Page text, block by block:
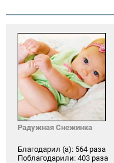
Радужная Снежинка
Благодарил (а): 564 раза
Поблагодарили: 403 раза